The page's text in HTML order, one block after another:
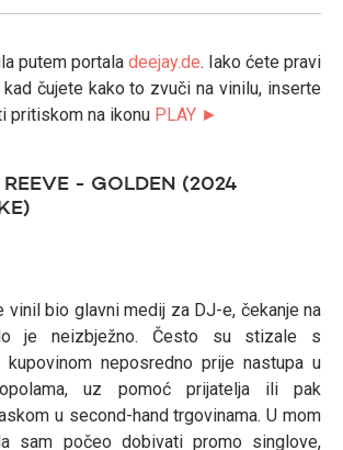
putem portala deejay.de. Iako ćete pravi
čujete kako to zvuči na vinilu, inserte
pritiskom na ikonu PLAY ►
REEVE - GOLDEN (2024
vinil bio glavni medij za DJ-e, čekanje na
je neizbježno. Često su stizale s
kupovinom neposredno prije nastupa u
uz pomoć prijatelja ili pak
u second-hand trgovinama. U mom
sam počeo dobivati promo singlove,